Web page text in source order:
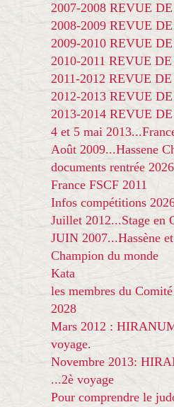
2007-2008 REVUE DE
2008-2009 REVUE DE
2009-2010 REVUE DE
2010-2011 REVUE DE
2011-2012 REVUE DE
2012-2013 REVUE DE
2013-2014 REVUE DE
4 et 5 mai
Août 2009...Hassene
documents rentrée
France FSCF 2011
Infos compétitions
Juillet 2012...Stage en
JUIN 2007...Hassène
Champion du monde
Kata
les membres du
2028
Mars 2012 :
voyage.
Novembre 2013:
...2è voyage
Pour comprendre le